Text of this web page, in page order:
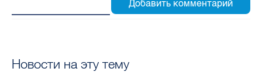
Новости на эту тему